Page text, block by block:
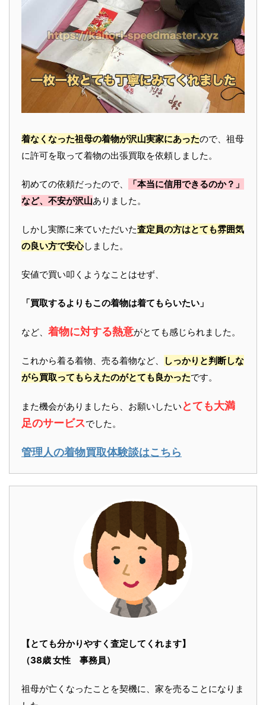
着なくなった祖母の着物が沢山実家にあったので、祖母
に許可を取って着物の出張買取を依頼しました。
初めての依頼だったので、
「本当に信用できるのか？」
など、不安が沢山ありました。
しかし実際に来ていただいた査定員の方はとても雰囲気
の良い方で安心しました。
安値で買い叩くようなことはせず、
「買取するよりもこの着物は着てもらいたい」
など、 着物に対する熱意がとても感じられました。
これから着る着物、売る着物など、
しっかりと判断しな
がら買取ってもらえたのがとても良かったです。
また機会がありましたら、お願いしたい とても大満
足のサービスでした。
管理人の着物買取体験談はこちら
【とても分かりやすく査定してくれます】
（38歳 女性 事務員）
祖母が亡くなったことを契機に、家を売ることになりま